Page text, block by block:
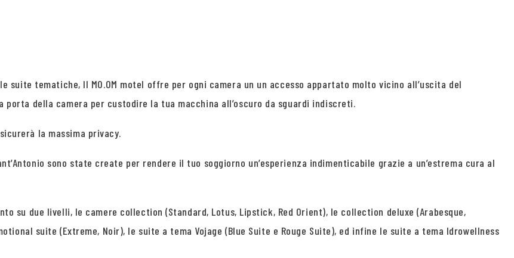
suite tematiche, Il MO.OM motel offre per ogni camera un un accesso appartato molto vicino all’uscita del
della camera per custodire la tua macchina all’oscuro da sguardi indiscreti.
la massima privacy.
sono state create per rendere il tuo soggiorno un’esperienza indimenticabile grazie a un’estrema cura al
su due livelli, le camere collection (Standard, Lotus, Lipstick, Red Orient), le collection deluxe (Arabesque,
suite (Extreme, Noir), le suite a tema Vojage (Blue Suite e Rouge Suite), ed infine le suite a tema Idrowellness